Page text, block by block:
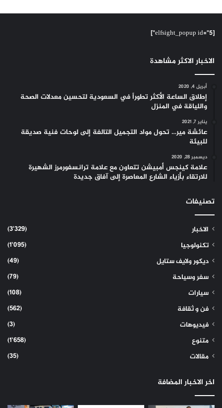
[elfsight_popup id="5"]
الاخبار الاكثر مشاهدة
أبريل 4, 2020
إطلاق الساعة الأكثر تطوراً في السعودية لتحسين معدلات الصحة
واللياقة في المنزل
يناير 7, 2021
عائشة مير… تحول مواد التجميل التالفة إلى لوحات فنية صديقة
للبيئة
ديسمبر 28, 2020
علامة كينجس أمبيشن تتعاون مع علامة ترانسفورمرز الشهيرة
للارتقاء بأزياء الشارع المعاصرة إلى آفاق جديدة
تصنيفات
الاخبار
(3٬329)
تكنولوجيا
(1٬095)
ديكور ولايف ستايل
(49)
سفر وسياحة
(79)
سيارات
(108)
فن و ثقافة
(562)
فيديوهات
(3)
متنوع
(1٬658)
مقالات
(35)
اخر الاخبار المضافة